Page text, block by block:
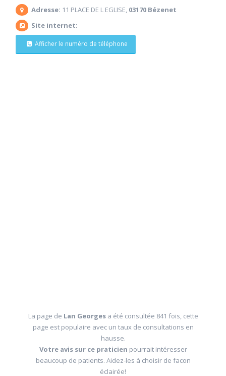
Adresse: 11 PLACE DE L EGLISE, 03170 Bézenet
Site internet:
Afficher le numéro de téléphone
La page de Lan Georges a été consultée 841 fois, cette
page est populaire avec un taux de consultations en
hausse.
Votre avis sur ce praticien pourrait intéresser
beaucoup de patients. Aidez-les à choisir de facon
éclairée!